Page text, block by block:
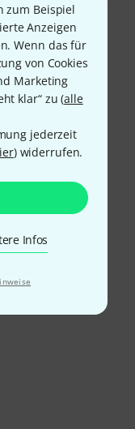
zum Beispiel
Anzeigen
Wenn das für
von Cookies
Marketing
klar“ zu (alle
jederzeit
) widerrufen.
Infos
Nachnahme,
bezahlen